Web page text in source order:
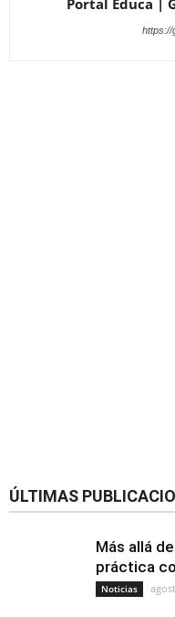
Portal Educa |
https://
ÚLTIMAS
Más allá
práctica
Noticias